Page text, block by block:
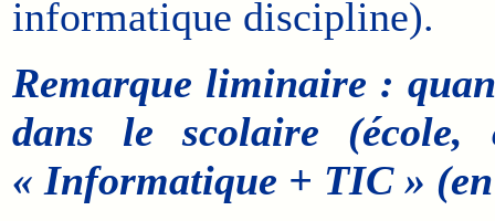
informatique discipline).
Remarque liminaire :
dans le scolaire (école,
« Informatique + TIC »